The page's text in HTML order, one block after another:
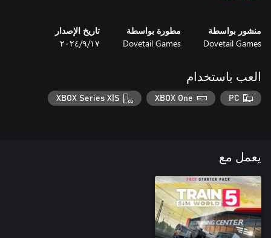
منشور بواسطة
Dovetail Games
مطورة بواسطة
Dovetail Games
تاريخ الإصدار
١٧‏/٩‏/٢٠٢٤
العب باستخدام
PC
XBOX One
XBOX Series X|S
يعمل مع